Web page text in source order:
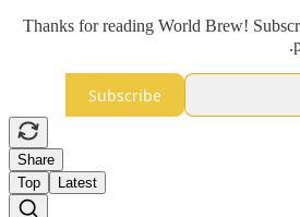
Thanks for reading World Brew!
Subscribe
Share
Top
Latest